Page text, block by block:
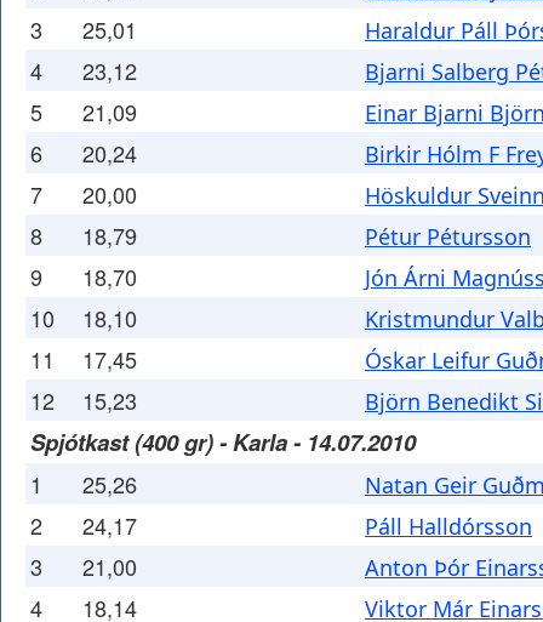
3 25,01 Haraldur Páll
4 23,12 Bjarni Salberg
5 21,09 Einar Bjarni
6 20,24 Birkir Hólm F
7 20,00 Höskuldur
8 18,79 Pétur Pétursson
9 18,70 Jón Árni
10 18,10 Kristmundur
11 17,45 Óskar Leifur
12 15,23 Björn Benedikt
Spjótkast (400 gr) - Karla - 14.07.2010
1 25,26 Natan Geir
2 24,17 Páll Halldórsson
3 21,00 Anton Þór
4 18,14 Viktor Már